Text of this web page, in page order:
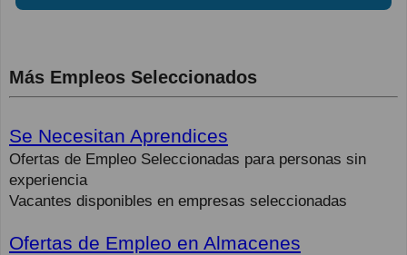
Más Empleos Seleccionados
Se Necesitan Aprendices
Ofertas de Empleo Seleccionadas para personas sin
experiencia
Vacantes disponibles en empresas seleccionadas
Ofertas de Empleo en Almacenes